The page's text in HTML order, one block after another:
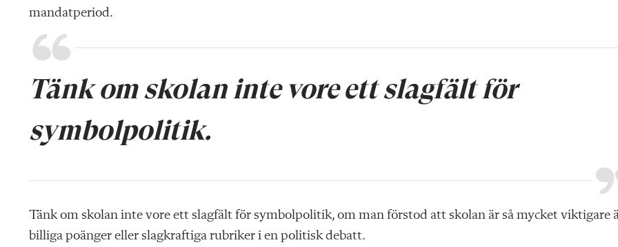
mandatperiod.
Tänk om skolan inte vore ett slagfält för
symbolpolitik.
Tänk om skolan inte vore ett slagfält för symbolpolitik, om man förstod att skolan är så mycket viktigare
billiga poänger eller slagkraftiga rubriker i en politisk debatt.